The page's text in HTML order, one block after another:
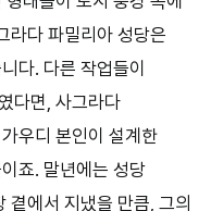
라다 파밀리아 성당은
다. 다른 작업들이
다면, 사그라다
우디 본인이 설계한
죠. 말년에는 성당
곁에서 지냈을 만큼, 그의